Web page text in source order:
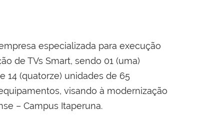
especializada para execução
de TVs Smart, sendo 01 (uma)
14 (quatorze) unidades de 65
visando à modernização
– Campus Itaperuna.